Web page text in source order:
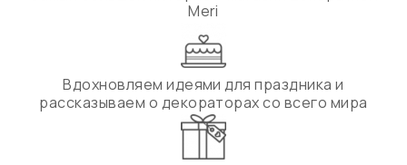
Meri
Вдохновляем идеями для праздника и
рассказываем о декораторах со всего мира